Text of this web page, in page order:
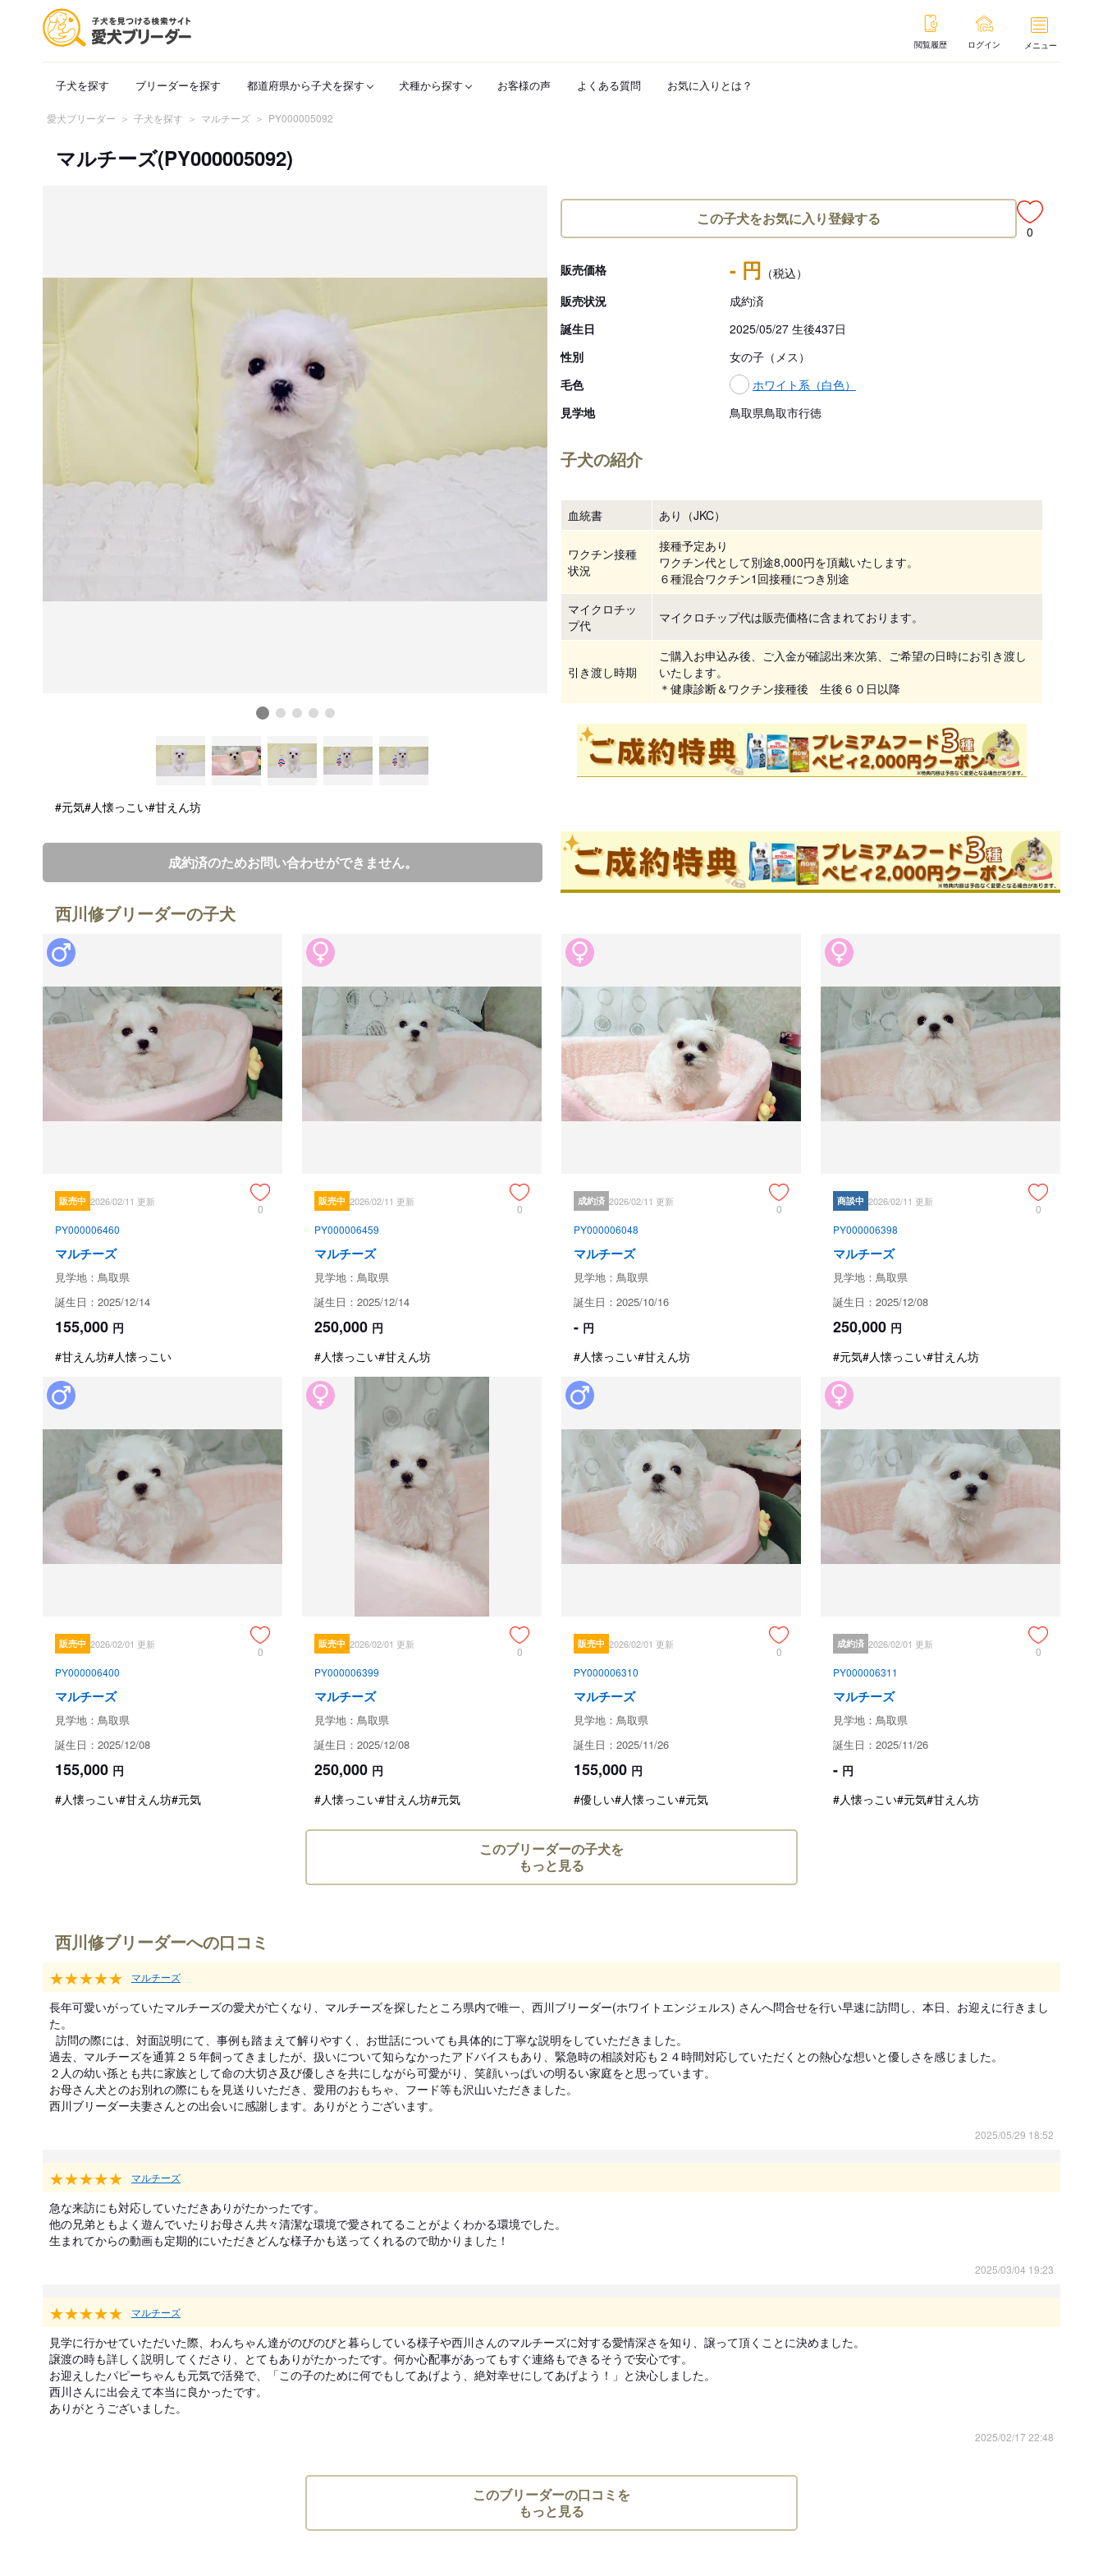
閲覧履歴 ログイン メニュー
子犬を探す ブリーダーを探す 都道府県から子犬を探す 犬種から探す お客様の声 よくある質問 お気に入りとは？
愛犬ブリーダー 子犬を探す マルチーズ PY000005092
マルチーズ(PY000005092)
#元気#人懐っこい#甘えん坊
この子犬をお気に入り登録する
0
販売価格 - 円 （税込）
販売状況
成約済
誕生日
2025/05/27 生後437日
性別
女の子（メス）
毛色
ホワイト系（白色）
見学地
鳥取県鳥取市行徳
子犬の紹介
血統書 あり（JKC）
ワクチン接種
状況
接種予定あり
ワクチン代として別途8,000円を頂戴いたします。
６種混合ワクチン1回接種につき別途
マイクロチッ
プ代
マイクロチップ代は販売価格に含まれております。
引き渡し時期
ご購入お申込み後、ご入金が確認出来次第、ご希望の日時にお引き渡し
いたします。
＊健康診断＆ワクチン接種後　生後６０日以降
ブリーダー情報
このブリーダーの詳細
一般家庭で少数飼育しています。
愛情たっぷり、家族同然に親犬・子犬と元気に楽しく生活しています。
お迎えした後もしっかりサポートを行いますので、初めて子犬を飼われ
る方も安心してください。
タレ目でマズルの短い可愛い女の子です💞
お母さんの愛情を受けて、すくすく成長中！
とっても可愛い子に成長しそうです。💘💘
お父さん　毛色：ホワイト
体重：2.7kg
体重：2.7kg
お顔立ちへのこだわりはもちろん、健康面にも配慮しながら、わが子のように大切に育てたこ
だわりの子犬です。💓
ぜひご予約の上、かわいい子犬たちに会いに来てください！
子犬が生まれてからお迎えまでの成長記録の動画を LINE で随時 送ります。(可愛いですよ)
成約済のためお問い合わせができません。
保証とサポート
その場合は、２か所の獣医師の死亡診断書が必要になります。また、死亡当日のご連絡と診断
書を１週間以内に郵送して頂きます。
治療費・検査費・診断書費・交通費等は、お客様のご負担でお願い致します。
また、下記の場合は保証対象外とさせていただきますので、ご了承くださいませ。
(1) 契約者、ペット購入者、対象ペットの飼育者、並びに第三者の故意・過失による死亡
(2) 獣医師の適切な治療を受けないでの死亡
(4) 天災、事故による死亡
(6) 第三者への譲渡後の死亡
引き渡し後のサポート
子犬の飼育相談や体調の相談
お支払い方法
現金
体価格の３０％を予約金としてお支払いいただければ、他の
トショップなどに立ち寄らずにお越し下さい。
引き渡し時期についての注意事項
道犬、四国犬）に限り生後49日を経過していれば販売、引渡しができるものとする特例
お迎えにあたっての注意事項
成約済のためお問い合わせができません。
西川修ブリーダーの子犬
販売中 2026/02/11 更新
0
PY000006460
マルチーズ
見学地：鳥取県
誕生日：2025/12/14
155,000 円
#甘えん坊#人懐っこい
販売中 2026/02/11 更新
0
PY000006459
マルチーズ
見学地：鳥取県
誕生日：2025/12/14
250,000 円
#人懐っこい#甘えん坊
成約済 2026/02/11 更新
0
PY000006048
マルチーズ
見学地：鳥取県
誕生日：2025/10/16
- 円
#人懐っこい#甘えん坊
商談中 2026/02/11 更新
0
PY000006398
マルチーズ
見学地：鳥取県
誕生日：2025/12/08
250,000 円
#元気#人懐っこい#甘えん坊
販売中 2026/02/01 更新
0
PY000006400
マルチーズ
見学地：鳥取県
誕生日：2025/12/08
155,000 円
#人懐っこい#甘えん坊#元気
販売中 2026/02/01 更新
0
PY000006399
マルチーズ
見学地：鳥取県
誕生日：2025/12/08
250,000 円
#人懐っこい#甘えん坊#元気
販売中 2026/02/01 更新
0
PY000006310
マルチーズ
見学地：鳥取県
誕生日：2025/11/26
155,000 円
#優しい#人懐っこい#元気
成約済 2026/02/01 更新
0
PY000006311
マルチーズ
見学地：鳥取県
誕生日：2025/11/26
- 円
#人懐っこい#元気#甘えん坊
このブリーダーの子犬を
もっと見る
西川修ブリーダーへの口コミ
★★★★★ マルチーズ
長年可愛いがっていたマルチーズの愛犬が亡くなり、マルチーズを探したところ県内で唯一、西川ブリーダー(ホワイトエンジェルス) さんへ問合せを行い早速に訪問し、本日、お迎えに行きまし
た。
過去、マルチーズを通算２５年飼ってきましたが、扱いについて知らなかったアドバイスもあり、緊急時の相談対応も２４時間対応していただくとの熱心な想いと優しさを感じました。
２人の幼い孫とも共に家族として命の大切さ及び優しさを共にしながら可愛がり、笑顔いっぱいの明るい家庭をと思っています。
お母さん犬とのお別れの際にもを見送りいただき、愛用のおもちゃ、フード等も沢山いただきました。
西川ブリーダー夫妻さんとの出会いに感謝します。ありがとうございます。
2025/05/29 18:52
★★★★★ マルチーズ
急な来訪にも対応していただきありがたかったです。
他の兄弟ともよく遊んでいたりお母さん共々清潔な環境で愛されてることがよくわかる環境でした。
生まれてからの動画も定期的にいただきどんな様子かも送ってくれるので助かりました！
2025/03/04 19:23
★★★★★ マルチーズ
見学に行かせていただいた際、わんちゃん達がのびのびと暮らしている様子や西川さんのマルチーズに対する愛情深さを知り、譲って頂くことに決めました。
譲渡の時も詳しく説明してくださり、とてもありがたかったです。何か心配事があってもすぐ連絡もできるそうで安心です。
お迎えしたパピーちゃんも元気で活発で、「この子のために何でもしてあげよう、絶対幸せにしてあげよう！」と決心しました。
西川さんに出会えて本当に良かったです。
ありがとうございました。
2025/02/17 22:48
このブリーダーの口コミを
もっと見る